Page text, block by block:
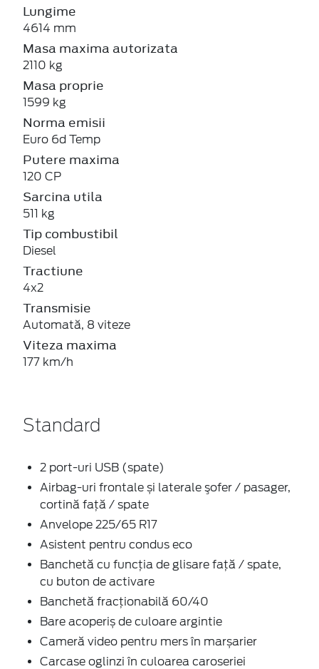
Lungime
4614 mm
Masa maxima autorizata
2110 kg
Masa proprie
1599 kg
Norma emisii
Euro 6d Temp
Putere maxima
120 CP
Sarcina utila
511 kg
Tip combustibil
Diesel
Tractiune
4x2
Transmisie
Automată, 8 viteze
Viteza maxima
177 km/h
Standard
2 port-uri USB (spate)
Airbag-uri frontale și laterale şofer / pasager,
cortină faţă / spate
Anvelope 225/65 R17
Asistent pentru condus eco
Banchetă cu funcţia de glisare faţă / spate,
cu buton de activare
Banchetă fracționabilă 60/40
Bare acoperiș de culoare argintie
Cameră video pentru mers în marșarier
Carcase oglinzi în culoarea caroseriei